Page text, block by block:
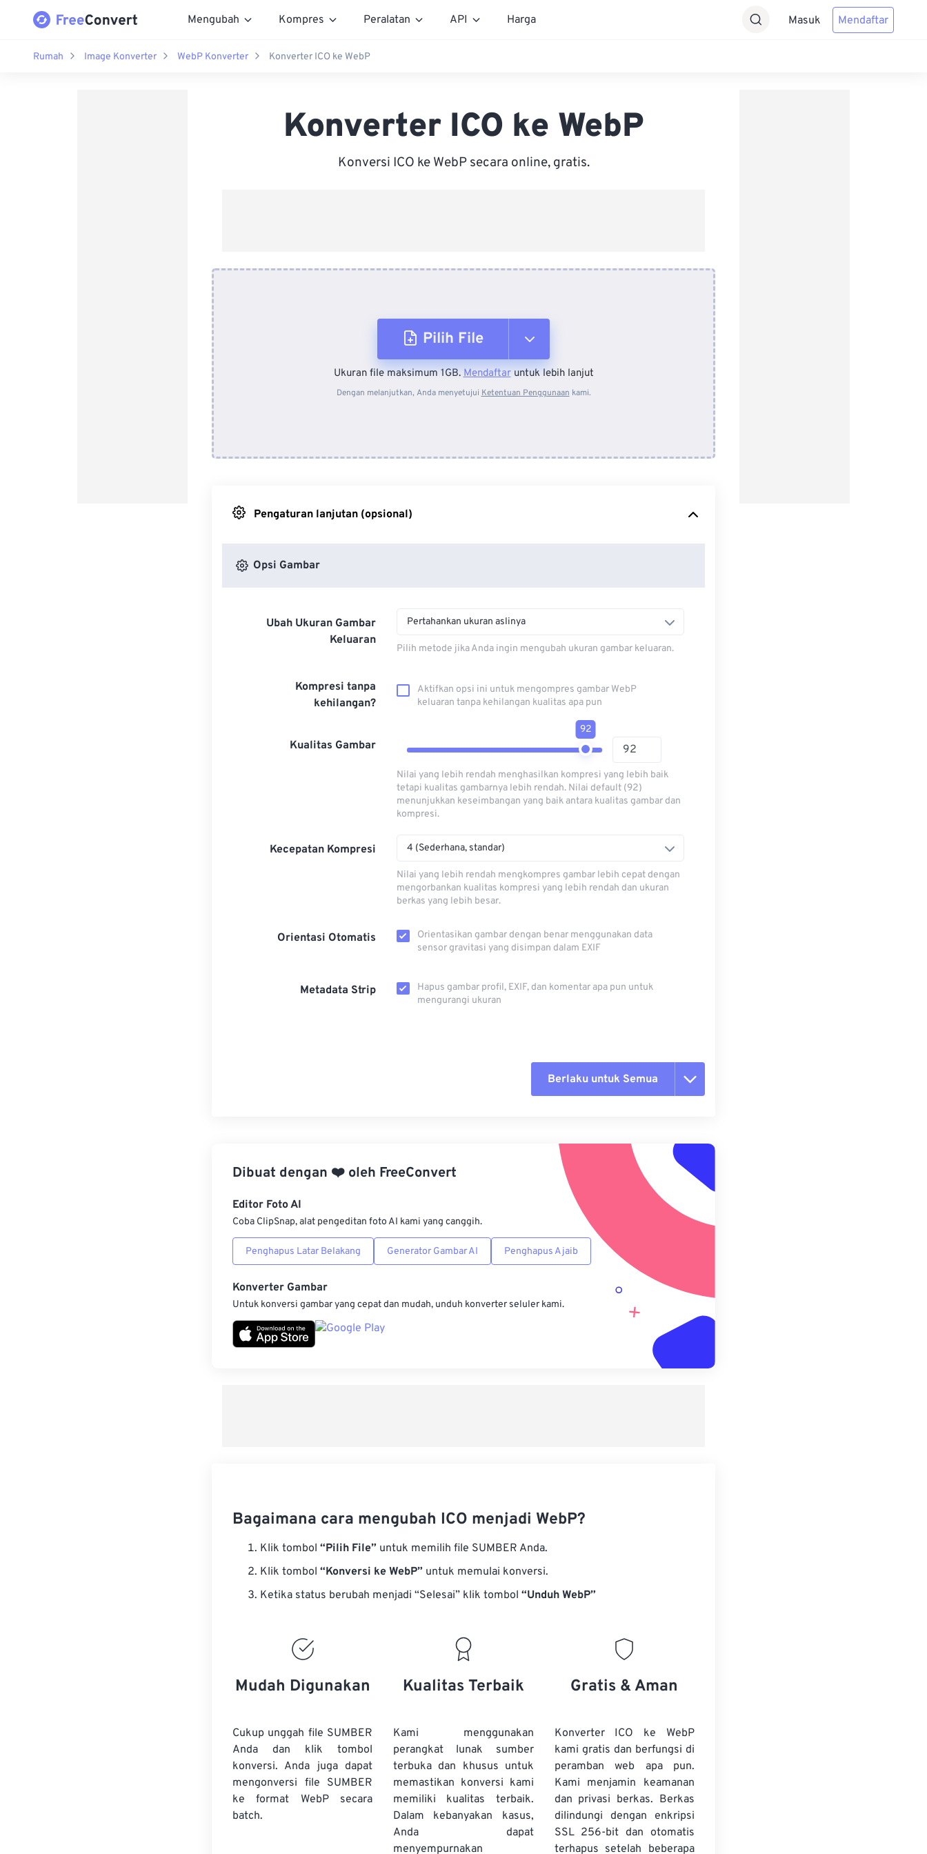
Mengubah Kompres Peralatan API Harga Masuk Mendaftar
Rumah Image Konverter WebP Konverter Konverter ICO ke WebP
Konverter ICO ke WebP
Konversi ICO ke WebP secara online, gratis.
Pilih File
Dari Perangkat
Ukuran file maksimum 1GB.Mendaftaruntuk lebih lanjut
Dengan melanjutkan, Anda menyetujui Ketentuan Penggunaan kami.
Pengaturan lanjutan (opsional)
Opsi Gambar
Ubah Ukuran Gambar
Keluaran
Pertahankan ukuran aslinya
Pilih metode jika Anda ingin mengubah ukuran gambar keluaran.
Kompresi tanpa
kehilangan?
Aktifkan opsi ini untuk mengompres gambar WebP
keluaran tanpa kehilangan kualitas apa pun
Kualitas Gambar
92
Nilai yang lebih rendah menghasilkan kompresi yang lebih baik
tetapi kualitas gambarnya lebih rendah. Nilai default (92)
menunjukkan keseimbangan yang baik antara kualitas gambar dan
kompresi.
Kecepatan Kompresi 4 (Sederhana, standar)
Nilai yang lebih rendah mengkompres gambar lebih cepat dengan
mengorbankan kualitas kompresi yang lebih rendah dan ukuran
berkas yang lebih besar.
Orientasi Otomatis
Orientasikan gambar dengan benar menggunakan data
sensor gravitasi yang disimpan dalam EXIF
Metadata Strip
Hapus gambar profil, EXIF, dan komentar apa pun untuk
mengurangi ukuran
Berlaku untuk Semua
Terapkan dari Preset
Simpan sebagai Preset
Dibuat dengan ❤️ oleh FreeConvert
Editor Foto AI
Coba ClipSnap, alat pengeditan foto AI kami yang canggih.
Penghapus Latar Belakang Generator Gambar AI Penghapus Ajaib
Konverter Gambar
Untuk konversi gambar yang cepat dan mudah, unduh konverter seluler kami.
Bagaimana cara mengubah ICO menjadi WebP?
Klik tombol “Pilih File” untuk memilih file SUMBER Anda.
Klik tombol “Konversi ke WebP” untuk memulai konversi.
Ketika status berubah menjadi “Selesai” klik tombol “Unduh WebP”
Mudah Digunakan
Cukup unggah file SUMBER
Anda dan klik tombol
konversi. Anda juga dapat
mengonversi file SUMBER
ke format WebP secara
batch.
Kualitas Terbaik
Kami menggunakan
perangkat lunak sumber
terbuka dan khusus untuk
memastikan konversi kami
memiliki kualitas terbaik.
Dalam kebanyakan kasus,
Anda dapat
menyempurnakan
Gratis & Aman
Konverter ICO ke WebP
kami gratis dan berfungsi di
peramban web apa pun.
Kami menjamin keamanan
dan privasi berkas. Berkas
dilindungi dengan enkripsi
SSL 256-bit dan otomatis
terhapus setelah beberapa